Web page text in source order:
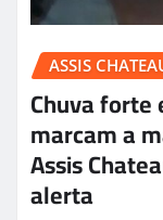
ASSIS
Chuva
marcam a
Assis
alerta